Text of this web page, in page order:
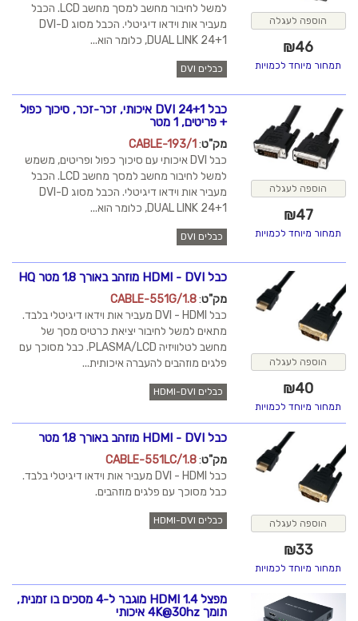
הוספה לעגלה
₪46
תמחור מיוחד לכמויות
למשל לחיבור מחשב למסך מחשב LCD. הכבל
מעביר אות וידאו דיגיטלי. הכבל מסוג DVI-D
DUAL LINK 24+1, כלומר הוא...
כבלים DVI
הוספה לעגלה
₪47
תמחור מיוחד לכמויות
כבל DVI 24+1 איכותי, זכר-זכר, סיכוך כפול
+ פריטים, 1 מטר
מק"ט:
CABLE-193/1
כבל DVI איכותי עם סיכוך כפול ופריטים, משמש
למשל לחיבור מחשב למסך מחשב LCD. הכבל
מעביר אות וידאו דיגיטלי. הכבל מסוג DVI-D
DUAL LINK 24+1, כלומר הוא...
כבלים DVI
הוספה לעגלה
₪40
תמחור מיוחד לכמויות
כבל HDMI - DVI מוזהב באורך 1.8 מטר HQ
מק"ט:
CABLE-551G/1.8
כבל DVI - HDMI מעביר אות וידאו דיגיטלי בלבד.
מתאים למשל לחיבור יציאת כרטיס מסך של
מחשב לטלוויזיה PLASMA/LCD. כבל מסוכך עם
פלגים מוזהבים להעברה איכותית...
כבלים HDMI-DVI
הוספה לעגלה
₪33
תמחור מיוחד לכמויות
כבל HDMI - DVI מוזהב באורך 1.8 מטר
מק"ט:
CABLE-551LC/1.8
כבל DVI - HDMI מעביר אות וידאו דיגיטלי בלבד.
כבל מסוכך עם פלגים מוזהבים.
כבלים HDMI-DVI
מפצל HDMI 1.4 מוגבר ל-4 מסכים בו זמנית,
תומך 4K@30hz איכותי